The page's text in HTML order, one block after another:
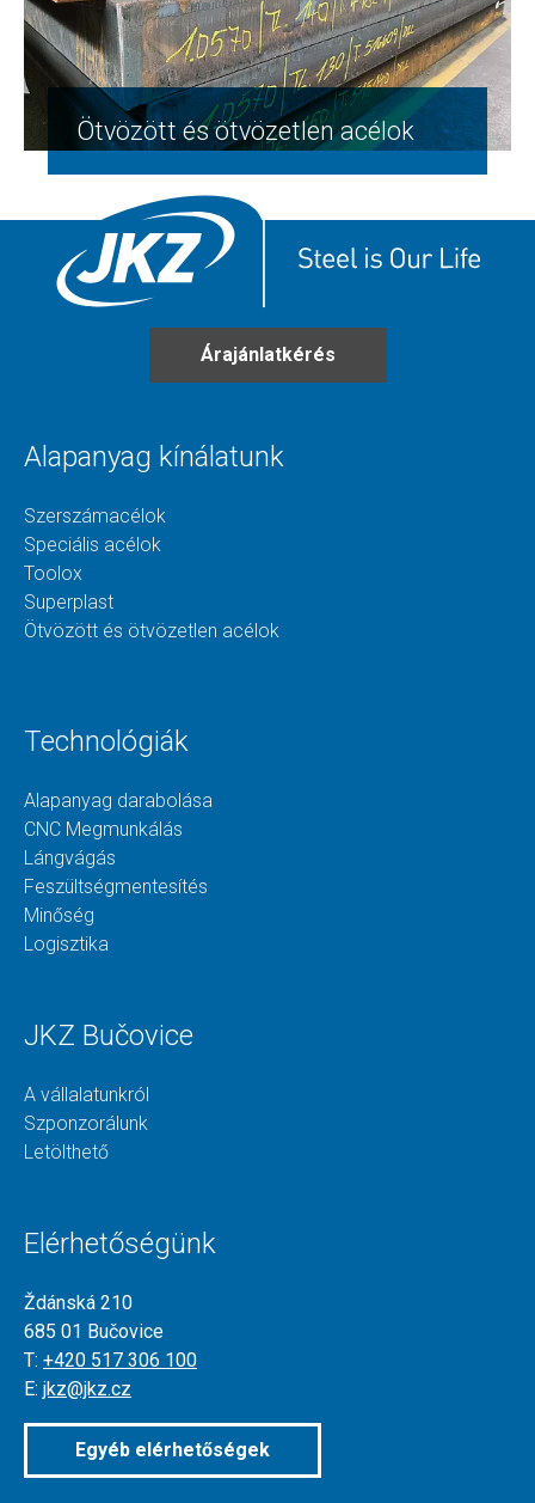
Ötvözött és ötvözetlen acélok
Árajánlatkérés
Alapanyag kínálatunk
Szerszámacélok
Speciális acélok
Toolox
Superplast
Ötvözött és ötvözetlen acélok
Technológiák
Alapanyag darabolása
CNC Megmunkálás
Lángvágás
Feszültségmentesítés
Minőség
Logisztika
JKZ Bučovice
A vállalatunkról
Szponzorálunk
Letölthető
Elérhetőségünk
Ždánská 210
685 01 Bučovice
T: +420 517 306 100
E: jkz@jkz.cz
Egyéb elérhetőségek